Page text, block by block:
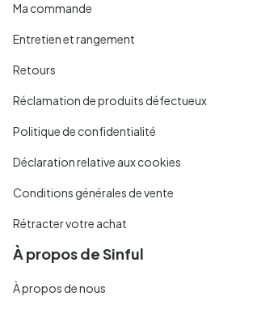
Ma commande
Entretien et rangement
Retours
Réclamation de produits défectueux
Politique de confidentialité
Déclaration relative aux cookies
Conditions générales de vente
Rétracter votre achat
À propos de Sinful
À propos de nous